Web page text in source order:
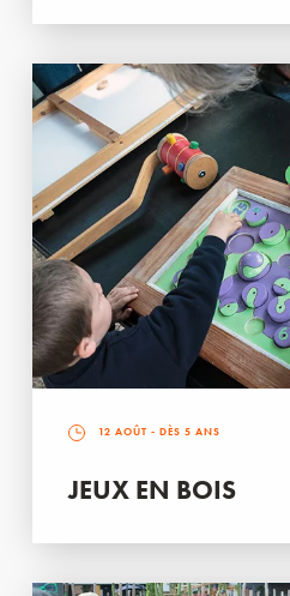
12 AOÛT - DÈS 5 ANS
JEUX EN BOIS